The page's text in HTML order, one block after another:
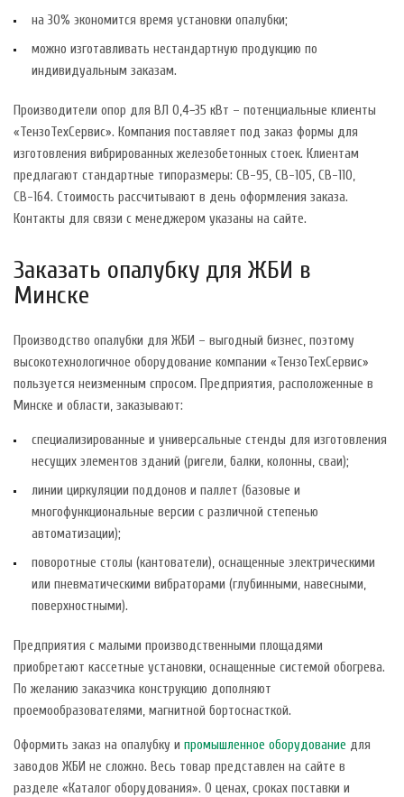
на 30% экономится время установки опалубки;
можно изготавливать нестандартную продукцию по
индивидуальным заказам.
Производители опор для ВЛ 0,4−35 кВт – потенциальные клиенты
«ТензоТехСервис». Компания поставляет под заказ формы для
изготовления вибрированных железобетонных стоек. Клиентам
предлагают стандартные типоразмеры: СВ-95, СВ-105, СВ-110,
СВ-164. Стоимость рассчитывают в день оформления заказа.
Контакты для связи с менеджером указаны на сайте.
Заказать опалубку для ЖБИ в
Минске
Производство опалубки для ЖБИ – выгодный бизнес, поэтому
высокотехнологичное оборудование компании «ТензоТехСервис»
пользуется неизменным спросом. Предприятия, расположенные в
Минске и области, заказывают:
специализированные и универсальные стенды для изготовления
несущих элементов зданий (ригели, балки, колонны, сваи);
линии циркуляции поддонов и паллет (базовые и
многофункциональные версии с различной степенью
автоматизации);
поворотные столы (кантователи), оснащенные электрическими
или пневматическими вибраторами (глубинными, навесными,
поверхностными).
Предприятия с малыми производственными площадями
приобретают кассетные установки, оснащенные системой обогрева.
По желанию заказчика конструкцию дополняют
проемообразователями, магнитной бортоснасткой.
Оформить заказ на опалубку и промышленное оборудование для
заводов ЖБИ не сложно. Весь товар представлен на сайте в
разделе «Каталог оборудования». О ценах, сроках поставки и